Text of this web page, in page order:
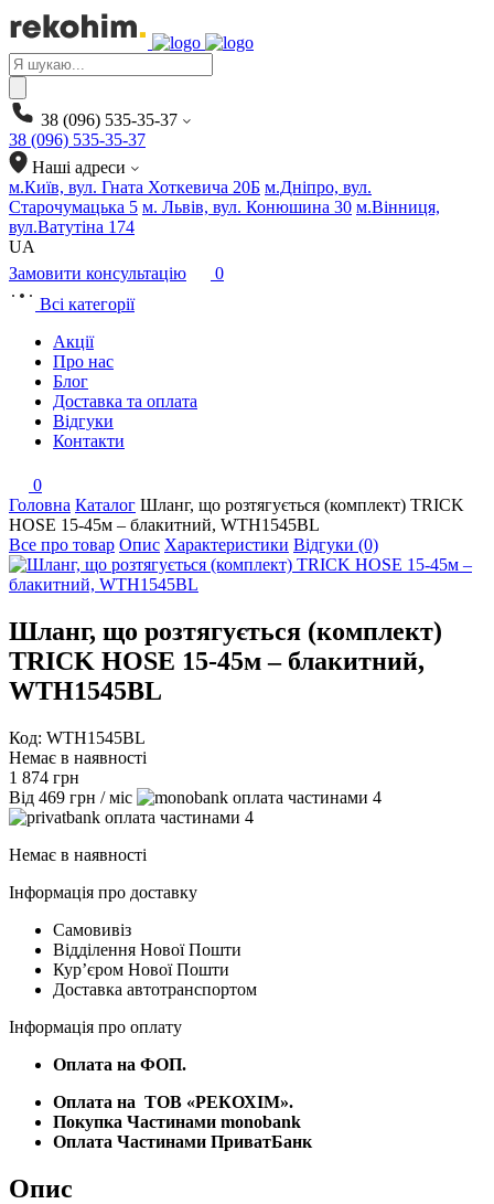
Products
search
38 (096) 535-35-37
38 (096) 535-35-37
Наші адреси
м.Київ, вул. Гната Хоткевича 20Б м.Дніпро, вул.
Старочумацька 5 м. Львів, вул. Конюшина 30 м.Вінниця,
вул.Ватутіна 174
UA
Замовити консультацію
0
Всі категорії
Акції
Про нас
Блог
Доставка та оплата
Відгуки
Контакти
0
Головна Каталог Шланг, що розтягується (комплект) TRICK
HOSE 15-45м – блакитний, WTH1545BL
Все про товар Опис Характеристики Відгуки (0)
Шланг, що розтягується (комплект)
TRICK HOSE 15-45м – блакитний,
WTH1545BL
Код: WTH1545BL
Немає в наявності
1 874 грн
Від 469 грн / міс
4
4
Немає в наявності
Інформація про доставку
Самовивіз
Відділення Нової Пошти
Курʼєром Нової Пошти
Доставка автотранспортом
Інформація про оплату
Оплата на ФОП.
Оплата на ТОВ «РЕКОХІМ».
Покупка Частинами monobank
Оплата Частинами ПриватБанк
Опис